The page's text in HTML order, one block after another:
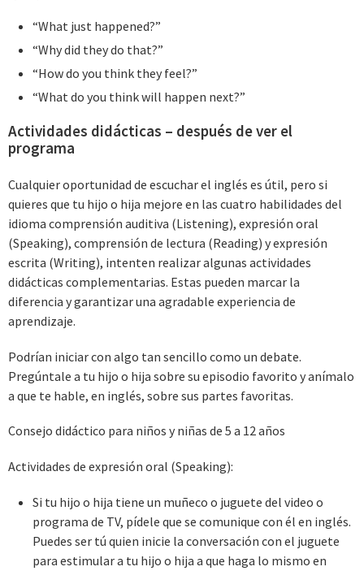
“What just happened?”
“Why did they do that?”
“How do you think they feel?”
“What do you think will happen next?”
Actividades didácticas – después de ver el
programa
Cualquier oportunidad de escuchar el inglés es útil, pero si
quieres que tu hijo o hija mejore en las cuatro habilidades del
idioma comprensión auditiva (Listening), expresión oral
(Speaking), comprensión de lectura (Reading) y expresión
escrita (Writing), intenten realizar algunas actividades
didácticas complementarias. Estas pueden marcar la
diferencia y garantizar una agradable experiencia de
aprendizaje.
Podrían iniciar con algo tan sencillo como un debate.
Pregúntale a tu hijo o hija sobre su episodio favorito y anímalo
a que te hable, en inglés, sobre sus partes favoritas.
Consejo didáctico para niños y niñas de 5 a 12 años
Actividades de expresión oral (Speaking):
Si tu hijo o hija tiene un muñeco o juguete del video o
programa de TV, pídele que se comunique con él en inglés.
Puedes ser tú quien inicie la conversación con el juguete
para estimular a tu hijo o hija a que haga lo mismo en